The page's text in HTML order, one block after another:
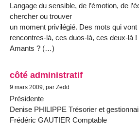
Langage du sensible, de l’émotion, de
chercher ou trouver
un moment privilégié. Des mots qui vont
rencontres-là, ces duos-là, ces deux-là !
Amants ? (…)
côté administratif
9 mars 2009, par Zedd
Présidente
Denise PHILIPPE Trésorier et
Frédéric GAUTIER Comptable